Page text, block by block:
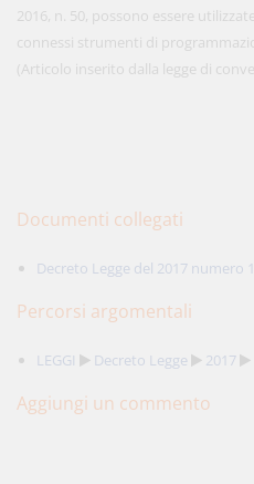
2016, n. 50, possono essere
connessi strumenti di
(Articolo inserito dalla legge di
Documenti collegati
Decreto Legge del 2017 numero
Percorsi argomentali
LEGGI Decreto Legge 2017
Aggiungi un commento